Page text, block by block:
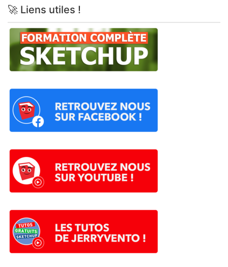
🚀 Liens utiles !